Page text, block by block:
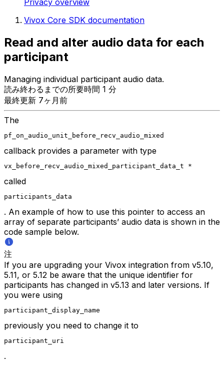
Privacy overview
Vivox Core SDK documentation
Read and alter audio data for each
participant
Managing individual participant audio data.
読み終わるまでの所要時間 1 分
最終更新 7ヶ月前
The
pf_on_audio_unit_before_recv_audio_mixed
callback provides a parameter with type
vx_before_recv_audio_mixed_participant_data_t *
called
participants_data
. An example of how to use this pointer to access an
array of separate participants’ audio data is shown in the
code sample below.
注
If you are upgrading your Vivox integration from v5.10,
5.11, or 5.12 be aware that the unique identifier for
participants has changed in v5.13 and later versions. If
you were using
participant_display_name
previously you need to change it to
participant_uri
.